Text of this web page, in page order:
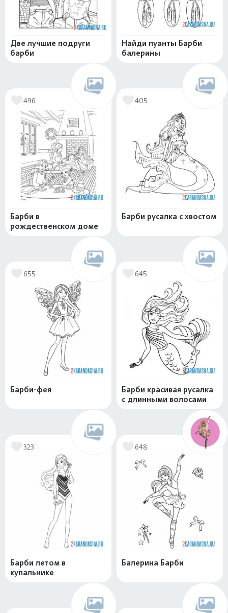
Две лучшие подруги
барби
Найди пуанты Барби
балерины
496
Барби в
рождественском доме
405
Барби русалка с хвостом
655
Барби-фея
645
Барби красивая русалка
с длинными волосами
323
Барби летом в
купальнике
648
Балерина Барби